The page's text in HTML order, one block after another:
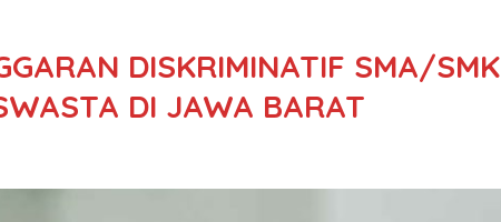
DISKRIMINATIF SMA/SMK
DI JAWA BARAT